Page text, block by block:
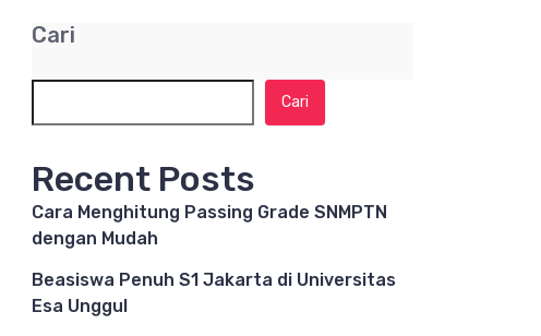
Cari
Cari
Recent Posts
Cara Menghitung Passing Grade SNMPTN
dengan Mudah
Beasiswa Penuh S1 Jakarta di Universitas
Esa Unggul